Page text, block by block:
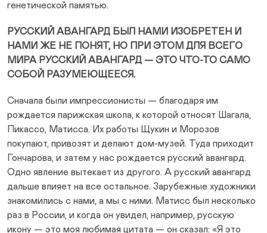
генетической памятью.
РУССКИЙ АВАНГАРД БЫЛ НАМИ ИЗОБРЕТЕН И
НАМИ ЖЕ НЕ ПОНЯТ, НО ПРИ ЭТОМ ДЛЯ ВСЕГО
МИРА РУССКИЙ АВАНГАРД — ЭТО ЧТО-ТО САМО
СОБОЙ РАЗУМЕЮЩЕЕСЯ.
Сначала были импрессионисты — благодаря им
рождается парижская школа, к которой относят Шагала,
Пикассо, Матисса. Их работы Щукин и Морозов
покупают, привозят и делают дом-музей. Туда приходит
Гончарова, и затем у нас рождается русский авангард.
Одно явление вытекает из другого. А русский авангард
дальше влияет на все остальное. Зарубежные художники
знакомились с нами, а мы с ними. Матисс был несколько
раз в России, и когда он увидел, например, русскую
икону — это моя любимая цитата — он сказал: «Я это